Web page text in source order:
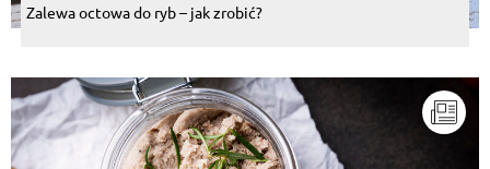
Zalewa octowa do ryb – jak zrobić?